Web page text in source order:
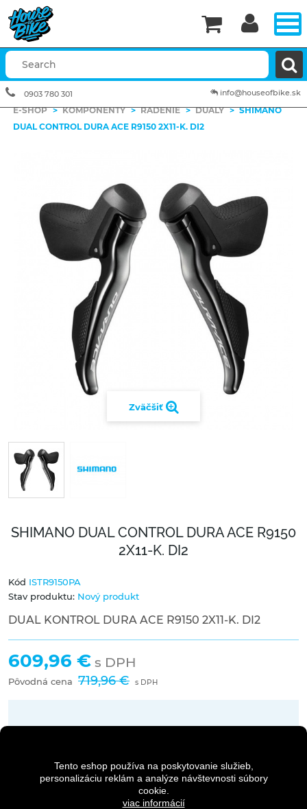
Tento eshop používa na poskytovanie služieb,
personalizáciu reklám a analýze návštevnosti súbory
cookie.
viac informácií
E-SHOP > KOMPONENTY > RADENIE > DUALY > SHIMANO
DUAL CONTROL DURA ACE R9150 2X11-K. DI2
Zväčšiť
SHIMANO DUAL CONTROL DURA ACE R9150
2X11-K. DI2
Kód ISTR9150PA
Stav produktu: Nový produkt
DUAL KONTROL DURA ACE R9150 2X11-K. DI2
609,96 € s DPH
Pôvodná cena 719,96 € s DPH
Množstvo


info@houseofbike.sk
0903 780 301